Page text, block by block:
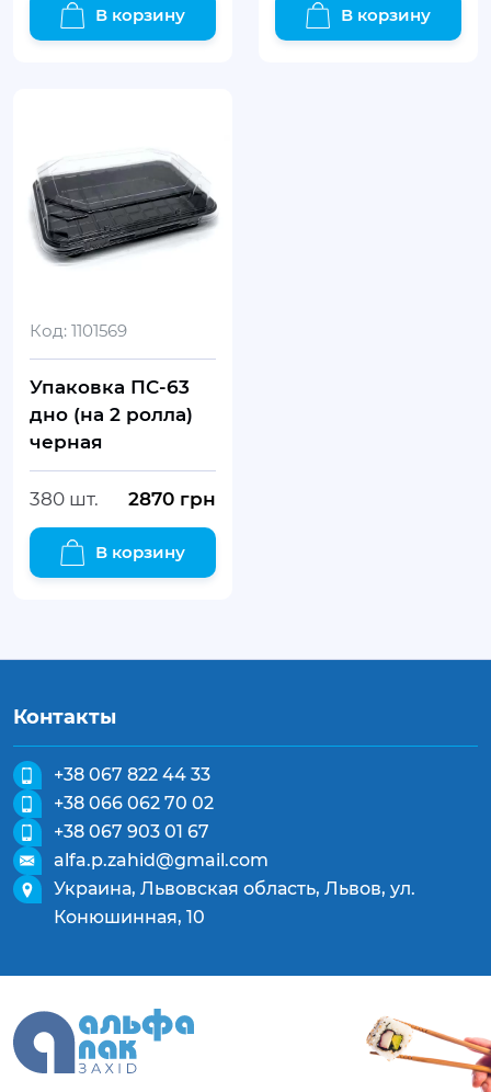
В корзину В корзину
Код: 1101569
Упаковка ПС-63
дно (на 2 ролла)
черная
380 шт. 2870 грн
В корзину
Контакты
+38 067 822 44 33
+38 066 062 70 02
+38 067 903 01 67
alfa.p.zahid@gmail.com
Украина, Львовская область, Львов, ул.
Конюшинная, 10